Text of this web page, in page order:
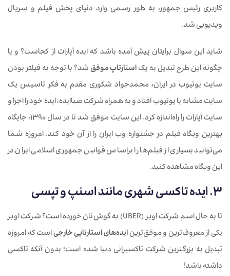
کاربری رئیس جمهور، به طور رسمی وارد دنیای پخش فیلم و سریال
ویدیویی شد.
شاید این سوال برایتان پیش آمده باشد که ایده آپارات از کجاست؟ و یا
چگونه این طرح تبدیل به یکاستارتاپ موفقشد؟ با توجه به فیلتر بودن
سایت یوتیوب در ایران، محمدجواد شکوری‌ مقدم به فکر تاسیس یک
سایت مشابه با یوتیوب افتاد و به همراه شرکت صباایده، ایده خود را اجرا و
سایت آپارات را راه‌اندازه کرد. این سایت موفق شد تا در سال 1390، جایگاه
بهترین وبگاه فیلم در جشنواره وب ایران را از آن خود کند. امروزه شما
می‌توانید بسیاری از فیلم‌ها را براساس قوانین جمهوری اسلامی ایران در
این وبگاه مشاهده کنید.
3. ایده تاکسی شهری مانند اسنپ و تپسی
تا به حال اسم شرکت اوبر (UBER) به گوش‌تان خورده است؟ شرکت اوبر
یکی از معروف‌ترین و موفق‌ترینایده‌های استارتاپی خارجیاست که امروزه
تبدیل به بزرگترین شرکت تاکسیرانی دنیا شده است؛ بدون آنکه تاکسی
داشته باشد!